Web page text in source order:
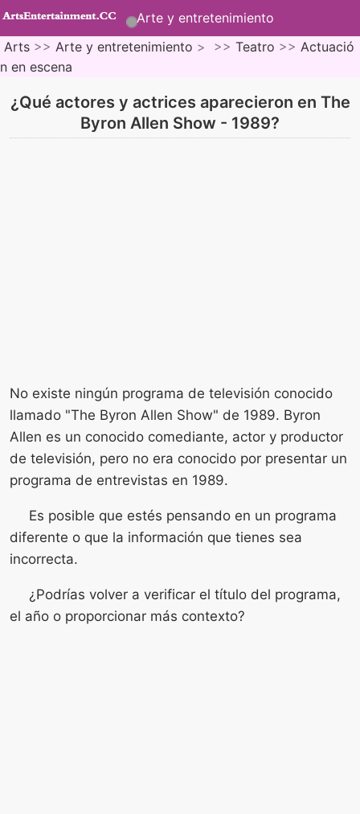
Arte y entretenimiento
Arts >> Arte y entretenimiento > >> Teatro >> Actuació
n en escena
¿Qué actores y actrices aparecieron en The
Byron Allen Show - 1989?
No existe ningún programa de televisión conocido
llamado "The Byron Allen Show" de 1989. Byron
Allen es un conocido comediante, actor y productor
de televisión, pero no era conocido por presentar un
programa de entrevistas en 1989.
Es posible que estés pensando en un programa
diferente o que la información que tienes sea
incorrecta.
¿Podrías volver a verificar el título del programa,
el año o proporcionar más contexto?